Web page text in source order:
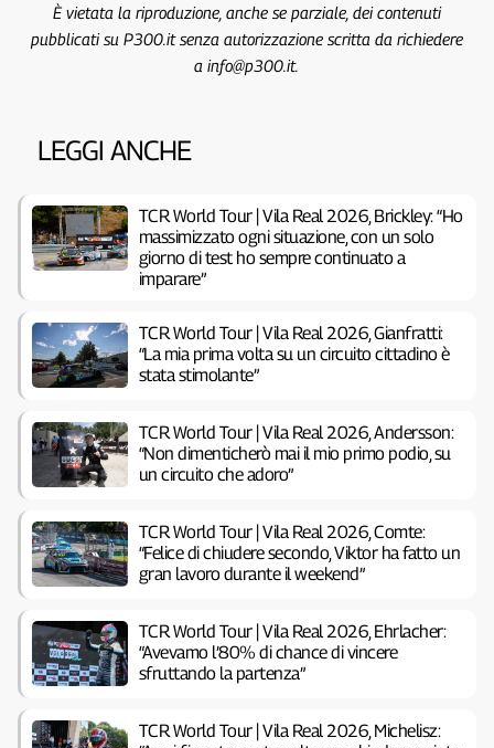
È vietata la riproduzione, anche se parziale, dei contenuti
pubblicati su P300.it senza autorizzazione scritta da richiedere
a info@p300.it.
LEGGI ANCHE
TCR World Tour | Vila Real 2026, Brickley: “Ho
massimizzato ogni situazione, con un solo
giorno di test ho sempre continuato a
imparare”
TCR World Tour | Vila Real 2026, Gianfratti:
“La mia prima volta su un circuito cittadino è
stata stimolante”
TCR World Tour | Vila Real 2026, Andersson:
“Non dimenticherò mai il mio primo podio, su
un circuito che adoro”
TCR World Tour | Vila Real 2026, Comte:
“Felice di chiudere secondo, Viktor ha fatto un
gran lavoro durante il weekend”
TCR World Tour | Vila Real 2026, Ehrlacher:
“Avevamo l’80% di chance di vincere
sfruttando la partenza”
TCR World Tour | Vila Real 2026, Michelisz: